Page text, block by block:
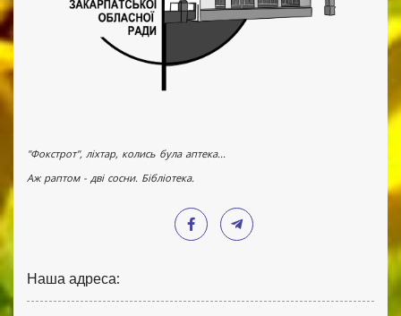
"Фокстрот", ліхтар, колись була аптека...
Аж раптом - дві сосни. Бібліотека.
Наша адреса: